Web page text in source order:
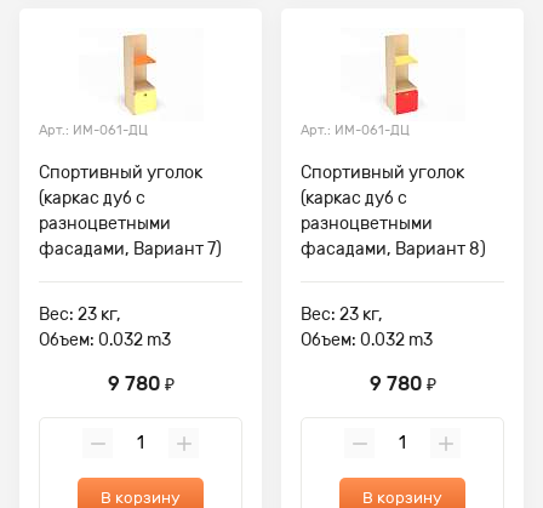
Арт.: ИМ-061-ДЦ
Спортивный уголок
(каркас дуб с
разноцветными
фасадами, Вариант 7)
Вес: 23 кг,
Объем: 0.032 m3
9 780 ₽
В корзину
Арт.: ИМ-061-ДЦ
Спортивный уголок
(каркас дуб с
разноцветными
фасадами, Вариант 8)
Вес: 23 кг,
Объем: 0.032 m3
9 780 ₽
В корзину